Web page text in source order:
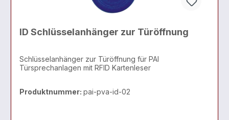
ID Schlüsselanhänger zur Türöffnung
Schlüsselanhänger zur Türöffnung für PAI
Türsprechanlagen mit RFID Kartenleser
Produktnummer: pai-pva-id-02